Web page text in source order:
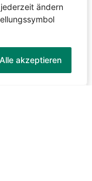
ändern
Alle akzeptieren